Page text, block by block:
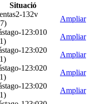
Situació
132v
Ampliar
123:010
Ampliar
123:020
Ampliar
123:020
Ampliar
123:020
Ampliar